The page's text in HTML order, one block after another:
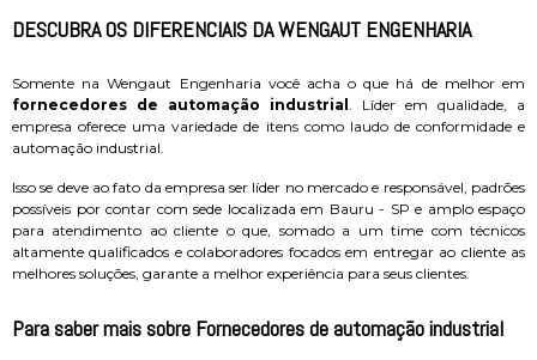
DESCUBRA OS DIFERENCIAIS DA WENGAUT ENGENHARIA
Somente na Wengaut Engenharia você acha o que há de melhor em
fornecedores de automação industrial . Líder em qualidade, a
empresa oferece uma variedade de itens como laudo de conformidade e
automação industrial.
Isso se deve ao fato da empresa ser líder no mercado e responsável, padrões
possíveis por contar com sede localizada em Bauru - SP e amplo espaço
para atendimento ao cliente o que, somado a um time com técnicos
altamente qualificados e colaboradores focados em entregar ao cliente as
melhores soluções, garante a melhor experiência para seus clientes.
Para saber mais sobre Fornecedores de automação industrial